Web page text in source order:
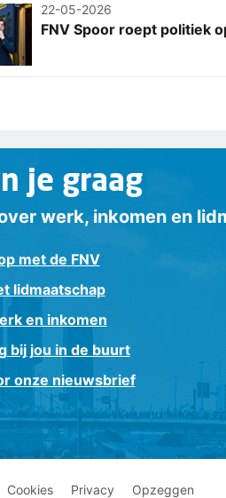
22-05-2026
FNV Spoor roept politiek
je graag
werk, inkomen en
met de FNV
lidmaatschap
en inkomen
bij jou in de buurt
onze nieuwsbrief
Cookies Privacy Opzeggen